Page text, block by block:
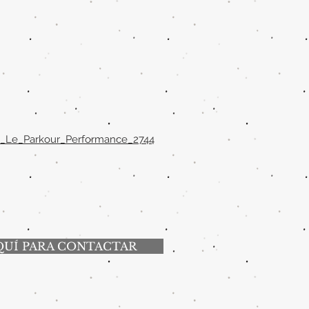
PARA CONTACTAR